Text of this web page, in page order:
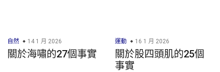
自然 14 1 月 2026
關於海嘯的27個事實
運動 16 1 月 2026
關於股四頭肌的25個
事實